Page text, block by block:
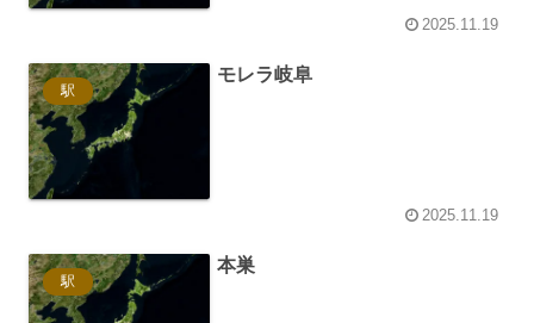
2025.11.19
駅
モレラ岐阜
2025.11.19
駅
本巣